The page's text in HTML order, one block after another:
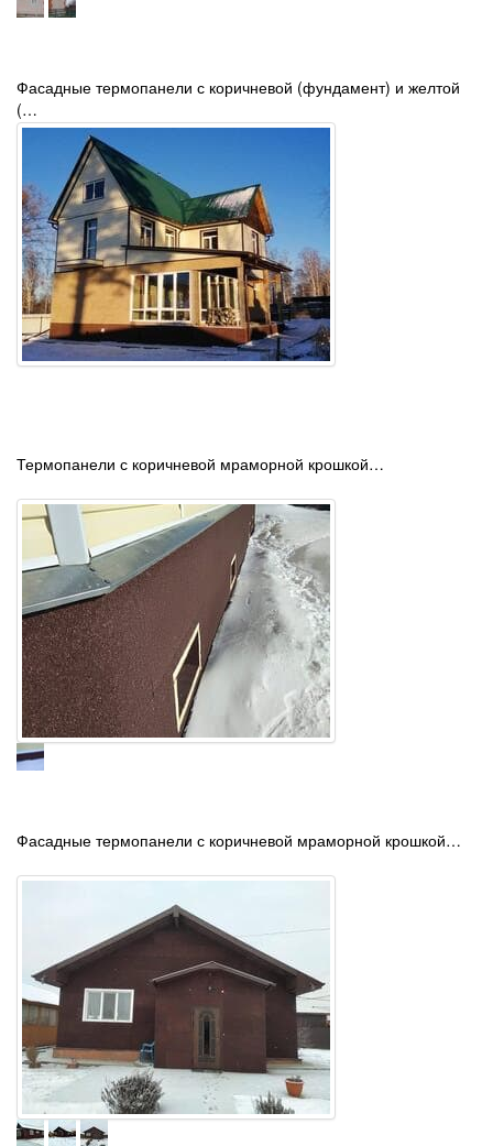
Фасадные термопанели с коричневой (фундамент) и желтой
(…
Термопанели с коричневой мраморной крошкой…
Фасадные термопанели с коричневой мраморной крошкой…